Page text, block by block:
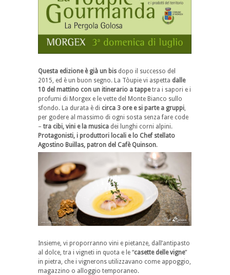
Questa edizione è già un bis dopo il successo del
2015, ed è un buon segno. La Tòupie vi aspetta dalle
10 del mattino con un itinerario a tappetra i sapori e i
profumi di Morgex e le vette del Monte Bianco sullo
sfondo. La durata è di circa 3 ore e si parte a gruppi,
per godere al massimo di ogni sosta senza fare code
– tra cibi, vini e la musica dei lunghi corni alpini.
Protagonisti, i produttori locali e lo Chef stellato
Agostino Buillas, patron del Cafè Quinson.
Insieme, vi proporranno vini e pietanze, dall’antipasto
al dolce, tra i vigneti in quota e le “casette delle vigne”
in pietra, che i vignerons utilizzavano come appoggio,
magazzino o alloggio temporaneo.